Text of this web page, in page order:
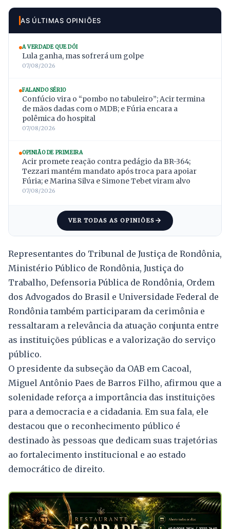
AS ÚLTIMAS OPINIÕES
A VERDADE QUE DÓI
Lula ganha, mas sofrerá um golpe
07/08/2026
FALANDO SÉRIO
Confúcio vira o “pombo no tabuleiro”; Acir termina
de mãos dadas com o MDB; e Fúria encara a
polêmica do hospital
07/08/2026
OPINIÃO DE PRIMEIRA
Acir promete reação contra pedágio da BR-364;
Tezzari mantém mandato após troca para apoiar
Fúria; e Marina Silva e Simone Tebet viram alvo
07/08/2026
VER TODAS AS OPINIÕES
Representantes do Tribunal de Justiça de Rondônia,
Ministério Público de Rondônia, Justiça do
Trabalho, Defensoria Pública de Rondônia, Ordem
dos Advogados do Brasil e Universidade Federal de
Rondônia também participaram da cerimônia e
ressaltaram a relevância da atuação conjunta entre
as instituições públicas e a valorização do serviço
público.
O presidente da subseção da OAB em Cacoal,
Miguel Antônio Paes de Barros Filho, afirmou que a
solenidade reforça a importância das instituições
para a democracia e a cidadania. Em sua fala, ele
destacou que o reconhecimento público é
destinado às pessoas que dedicam suas trajetórias
ao fortalecimento institucional e ao estado
democrático de direito.